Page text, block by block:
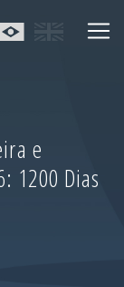
e
1200 Dias